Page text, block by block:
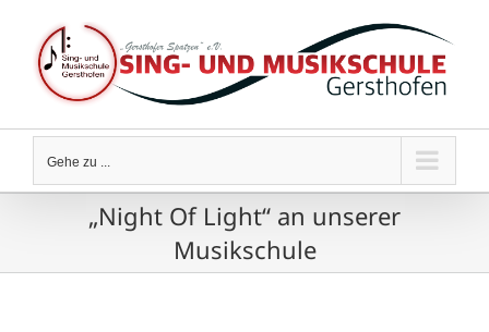
springen
Gehe zu ...
„Night Of Light“ an unserer
Musikschule